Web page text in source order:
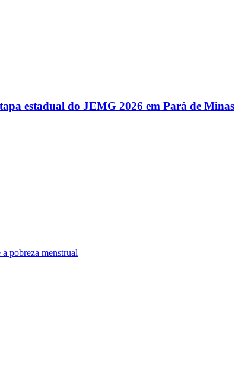
estadual do JEMG 2026 em Pará de Minas
pobreza menstrual